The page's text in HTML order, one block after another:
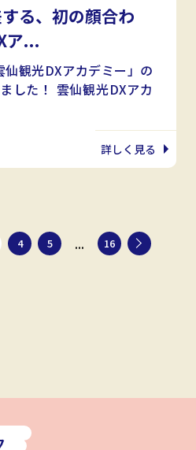
る、初の顔合わ
ア...
観光DXアカデミー」の
した！ 雲仙観光DXアカ
詳しく見る
4 5 ... 16